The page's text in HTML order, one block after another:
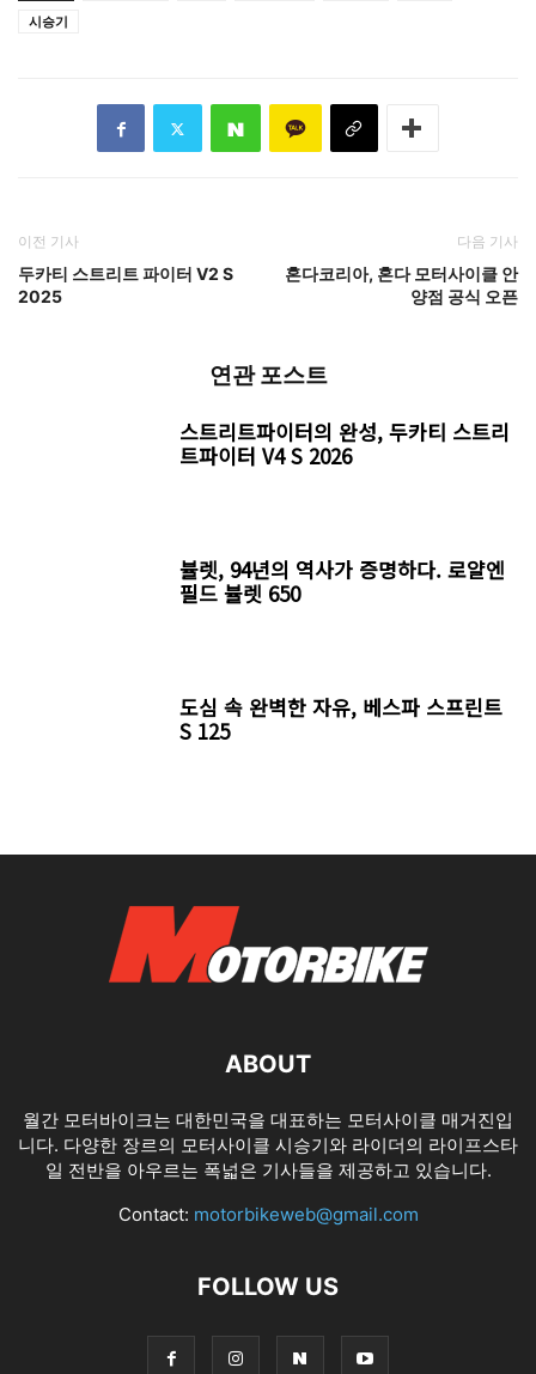
시승기
이전 기사
두카티 스트리트 파이터 V2 S
2025
다음 기사
혼다코리아, 혼다 모터사이클 안
양점 공식 오픈
연관 포스트
스트리트파이터의 완성, 두카티 스트리
트파이터 V4 S 2026
뷸렛, 94년의 역사가 증명하다. 로얄엔
필드 뷸렛 650
도심 속 완벽한 자유, 베스파 스프린트
S 125
ABOUT
월간 모터바이크는 대한민국을 대표하는 모터사이클 매거진입
니다. 다양한 장르의 모터사이클 시승기와 라이더의 라이프스타
일 전반을 아우르는 폭넓은 기사들을 제공하고 있습니다.
Contact: motorbikeweb@gmail.com
FOLLOW US